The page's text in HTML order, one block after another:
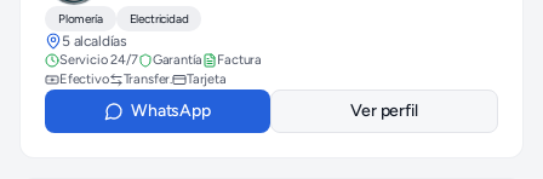
Plomería Electricidad
5 alcaldías
Servicio 24/7 Garantía
Factura
Efectivo
Transfer. Tarjeta
WhatsApp Ver perfil